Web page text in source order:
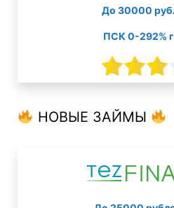
До 30000
ПСК 0-292%
НОВЫЕ ЗАЙМЫ